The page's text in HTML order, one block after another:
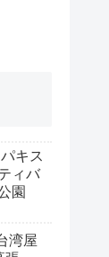
キス
ィバ
園
湾屋